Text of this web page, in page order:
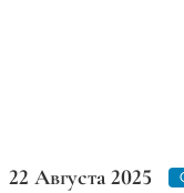
22 Августа 2025